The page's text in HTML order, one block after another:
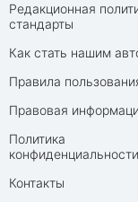
Редакционная
стандарты
Как стать нашим
Правила
Правовая
Политика
конфиденциальности
Контакты